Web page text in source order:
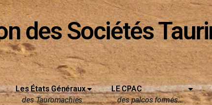
des Sociétés
Les États Généraux
des Tauromachies
LE CPAC
des palcos formés…